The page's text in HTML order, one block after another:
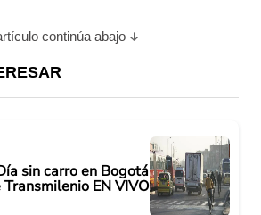
continúa abajo
sin carro en Bogotá
EN VIVO